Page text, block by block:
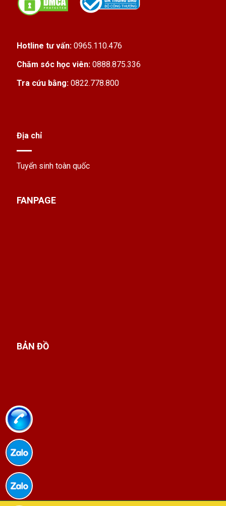
người đi làm. Bạn đi làm vẫn học được, đi học
gian, thu nhập vẫn ổn. Mấy anh em công nhân,
tỉnh Bình Phước theo học kiểu này là hợp lý
luôn.
ngành như:
Đấu nối tủ điện, đọc bản vẽ điện, xử lý sự cố
dây dẫn và thiết bị
Sửa chữa động cơ, máy công nghiệp, kiểm tra
hệ thống bảo vệ
Sử dụng dụng cụ đo điện, kiểm tra an toàn lao
động đúng quy trình
Hotline tư vấn: 0965.110.476
Chăm sóc học viên: 0888.875.336
Tra cứu bằng: 0822.778.800
Địa chỉ
Tuyển sinh toàn quốc
FANPAGE
BẢN ĐỒ